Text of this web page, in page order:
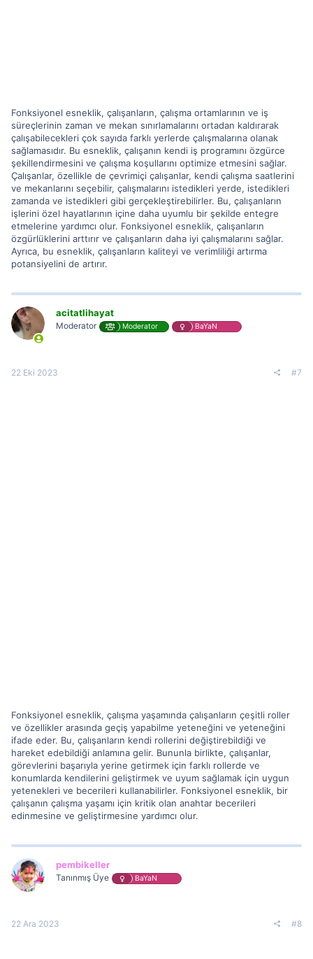
Fonksiyonel esneklik, çalışanların, çalışma ortamlarının ve iş
süreçlerinin zaman ve mekan sınırlamalarını ortadan kaldırarak
çalışabilecekleri çok sayıda farklı yerlerde çalışmalarına olanak
sağlamasıdır. Bu esneklik, çalışanın kendi iş programını özgürce
şekillendirmesini ve çalışma koşullarını optimize etmesini sağlar.
Çalışanlar, özellikle de çevrimiçi çalışanlar, kendi çalışma saatlerini
ve mekanlarını seçebilir, çalışmalarını istedikleri yerde, istedikleri
zamanda ve istedikleri gibi gerçekleştirebilirler. Bu, çalışanların
işlerini özel hayatlarının içine daha uyumlu bir şekilde entegre
etmelerine yardımcı olur. Fonksiyonel esneklik, çalışanların
özgürlüklerini arttırır ve çalışanların daha iyi çalışmalarını sağlar.
Ayrıca, bu esneklik, çalışanların kaliteyi ve verimliliği artırma
potansiyelini de artırır.
acitatlihayat
Moderator Moderator BaYaN
22 Eki 2023 #7
Fonksiyonel esneklik, çalışma yaşamında çalışanların çeşitli roller
ve özellikler arasında geçiş yapabilme yeteneğini ve yeteneğini
ifade eder. Bu, çalışanların kendi rollerini değiştirebildiği ve
hareket edebildiği anlamına gelir. Bununla birlikte, çalışanlar,
görevlerini başarıyla yerine getirmek için farklı rollerde ve
konumlarda kendilerini geliştirmek ve uyum sağlamak için uygun
yetenekleri ve becerileri kullanabilirler. Fonksiyonel esneklik, bir
çalışanın çalışma yaşamı için kritik olan anahtar becerileri
edinmesine ve geliştirmesine yardımcı olur.
pembikeller
Tanınmış Üye BaYaN
22 Ara 2023 #8